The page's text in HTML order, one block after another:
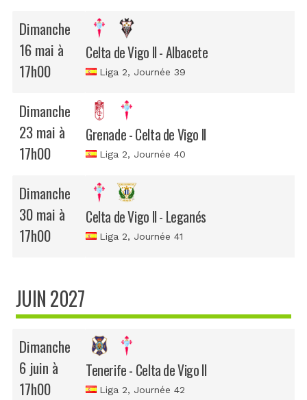
Dimanche
16 mai à
17h00
Celta de Vigo II - Albacete
Liga 2, Journée 39
Dimanche
23 mai à
17h00
Grenade - Celta de Vigo II
Liga 2, Journée 40
Dimanche
30 mai à
17h00
Celta de Vigo II - Leganés
Liga 2, Journée 41
JUIN 2027
Dimanche
6 juin à
17h00
Tenerife - Celta de Vigo II
Liga 2, Journée 42